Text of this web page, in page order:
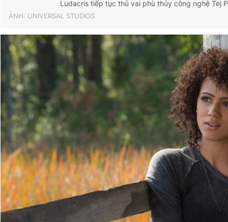
Ludacris tiếp tục thủ vai phù thủy công nghệ Tej
ẢNH: UNIVERSAL STUDIOS